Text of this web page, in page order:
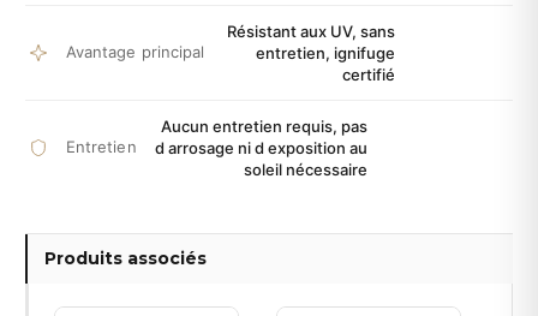
Avantage principal
Résistant aux UV, sans
entretien, ignifuge
certifié
Entretien
Aucun entretien requis, pas
d arrosage ni d exposition au
soleil nécessaire
Produits associés